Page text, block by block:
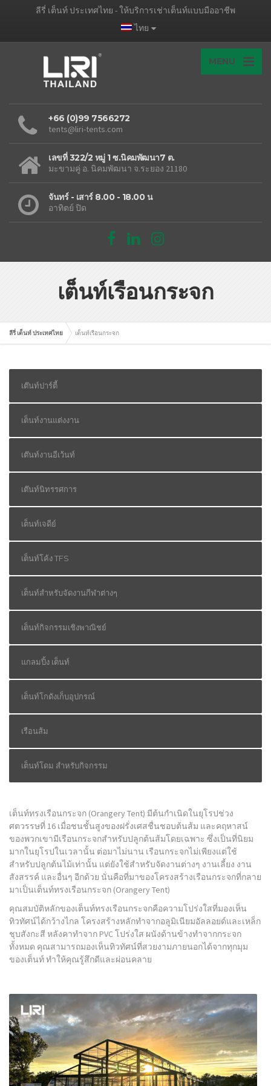
ลีรี่ เต็นท์ ประเทศไทย - ให้บริการเช่าเต็นท์แบบมืออาชีพ
ไทย
MENU
+66 (0)99 7566272
tents@liri-tents.com
เลขที่ 322/2 หมู่ 1 ซ.นิคมพัฒนา7 ต.
มะขามคู่ อ. นิคมพัฒนา จ.ระยอง 21180
จันทร์ - เสาร์ 8.00 - 18.00 น
อาทิตย์ ปิด
เต็นท์เรือนกระจก
ลีรี่ เต็นท์ ประเทศไทย เต็นท์เรือนกระจก
เต๊นท์ปาร์ตี้
เต็นท์งานแต่งงาน
เต๊นท์งานอีเว้นท์
เต๊นท์นิทรรศการ
เต็นท์เจดีย์
เต็นท์โค้ง TFS
เต็นท์สำหรับจัดงานกีฬาต่างๆ
เต็นท์กิจกรรมเชิงพาณิชย์
แกลมปิ้ง เต็นท์
เต็นท์โกดังเก็บอุปกรณ์
เรือนส้ม
เต็นท์โดม สำหรับกิจกรรม
เต็นท์ทรงเรือนกระจก (Orangery Tent) มีต้นกำเนิดในยุโรปช่วง
ศตวรรษที่ 16 เมื่อชนชั้นสูงของฝรั่งเศสชื่นชอบต้นส้ม และคฤหาสน์
ของพวกเขามีเรือนกระจกสำหรับปลูกต้นส้มโดยเฉพาะ ซึ่งเป็นที่นิยม
มากในยุโรปในเวลานั้น ต่อมาไม่นาน เรือนกระจกไม่เพียงแต่ใช้
สำหรับปลูกต้นไม้เท่านั้น แต่ยังใช้สำหรับจัดงานต่างๆ งานเลี้ยง งาน
สังสรรค์ และอื่นๆ อีกด้วย นั่นคือที่มาของโครงสร้างเรือนกระจกที่กลาย
มาเป็นเต็นท์ทรงเรือนกระจก (Orangery Tent)
คุณสมบัติหลักของเต็นท์ทรงเรือนกระจกคือความโปร่งใสที่มองเห็น
ทิวทัศน์ได้กว้างไกล โครงสร้างหลักทำจากอลูมิเนียมอัลลอยด์และเหล็ก
ชุบสังกะสี หลังคาทำจาก PVC โปร่งใส ผนังด้านข้างทำจากกระจก
ทั้งหมด คุณสามารถมองเห็นทิวทัศน์ที่สวยงามภายนอกได้จากทุกมุม
ของเต็นท์ ทำให้คุณรู้สึกดีและผ่อนคลาย